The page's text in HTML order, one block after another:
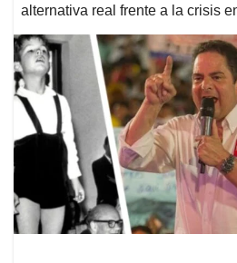
alternativa real frente a la crisis